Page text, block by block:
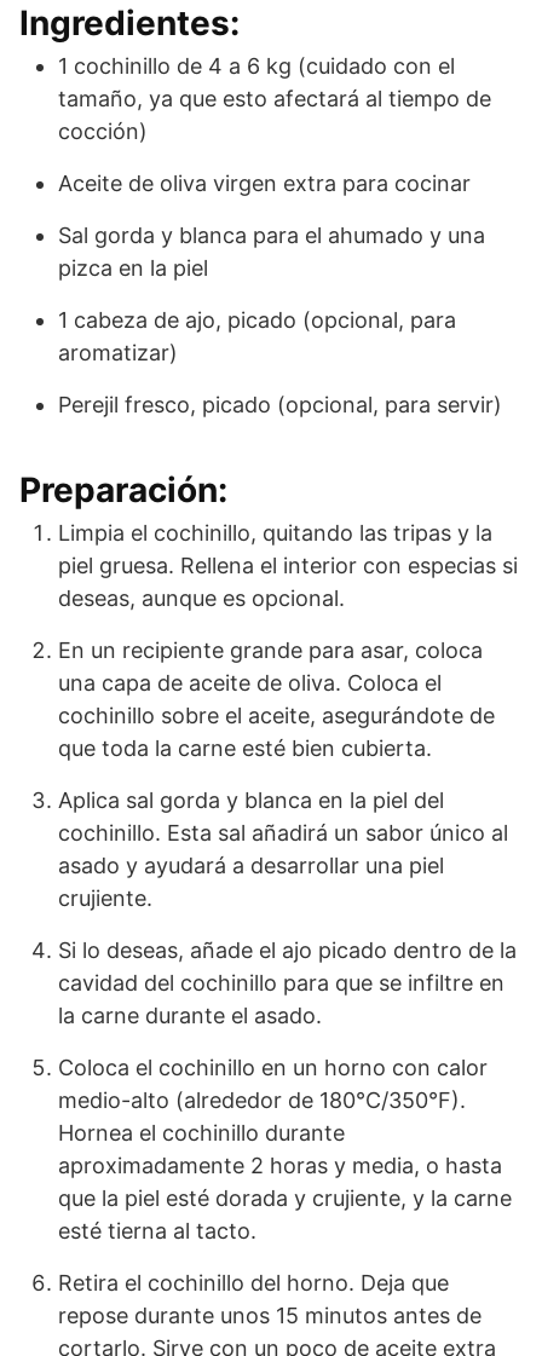
Ingredientes:
1 cochinillo de 4 a 6 kg (cuidado con el
tamaño, ya que esto afectará al tiempo de
cocción)
Aceite de oliva virgen extra para cocinar
Sal gorda y blanca para el ahumado y una
pizca en la piel
1 cabeza de ajo, picado (opcional, para
aromatizar)
Perejil fresco, picado (opcional, para servir)
Preparación:
Limpia el cochinillo, quitando las tripas y la
piel gruesa. Rellena el interior con especias si
deseas, aunque es opcional.
En un recipiente grande para asar, coloca
una capa de aceite de oliva. Coloca el
cochinillo sobre el aceite, asegurándote de
que toda la carne esté bien cubierta.
Aplica sal gorda y blanca en la piel del
cochinillo. Esta sal añadirá un sabor único al
asado y ayudará a desarrollar una piel
crujiente.
Si lo deseas, añade el ajo picado dentro de la
cavidad del cochinillo para que se infiltre en
la carne durante el asado.
Coloca el cochinillo en un horno con calor
medio-alto (alrededor de 180°C/350°F).
Hornea el cochinillo durante
aproximadamente 2 horas y media, o hasta
que la piel esté dorada y crujiente, y la carne
esté tierna al tacto.
Retira el cochinillo del horno. Deja que
repose durante unos 15 minutos antes de
cortarlo. Sirve con un poco de aceite extra